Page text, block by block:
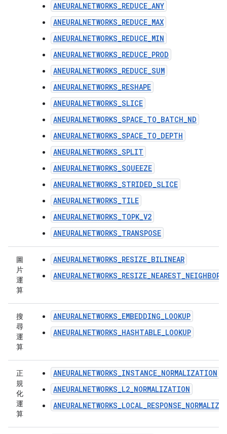
ANEURALNETWORKS_REDUCE_ANY
ANEURALNETWORKS_REDUCE_MAX
ANEURALNETWORKS_REDUCE_MIN
ANEURALNETWORKS_REDUCE_PROD
ANEURALNETWORKS_REDUCE_SUM
ANEURALNETWORKS_RESHAPE
ANEURALNETWORKS_SLICE
ANEURALNETWORKS_SPACE_TO_BATCH_ND
ANEURALNETWORKS_SPACE_TO_DEPTH
ANEURALNETWORKS_SPLIT
ANEURALNETWORKS_SQUEEZE
ANEURALNETWORKS_STRIDED_SLICE
ANEURALNETWORKS_TILE
ANEURALNETWORKS_TOPK_V2
ANEURALNETWORKS_TRANSPOSE
圖
片
運
算
ANEURALNETWORKS_RESIZE_BILINEAR
ANEURALNETWORKS_RESIZE_NEAREST_NEIGHBOR
搜
尋
運
算
ANEURALNETWORKS_EMBEDDING_LOOKUP
ANEURALNETWORKS_HASHTABLE_LOOKUP
正
規
化
運
算
ANEURALNETWORKS_INSTANCE_NORMALIZATION
ANEURALNETWORKS_L2_NORMALIZATION